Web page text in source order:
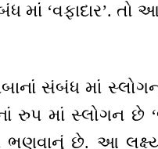
માં ‘વફાદાર’. તો
સંબંધ માં
રુપ માં સ્લોગન છે
ભણવાનું છે. આ